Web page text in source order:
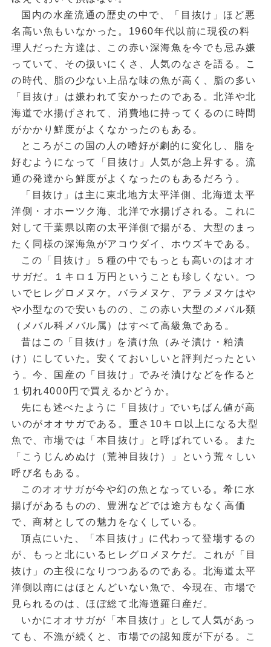
国内の水産流通の歴史の中で、「目抜け」ほど悪
名高い魚もいなかった。1960年代以前に現役の料
理人だった方達は、この赤い深海魚を今でも忌み嫌
っていて、その扱いにくさ、人気のなさを語る。こ
の時代、脂の少ない上品な味の魚が高く、脂の多い
「目抜け」は嫌われて安かったのである。北洋や北
海道で水揚げされて、消費地に持ってくるのに時間
がかかり鮮度がよくなかったのもある。
ところがこの国の人の嗜好が劇的に変化し、脂を
好むようになって「目抜け」人気が急上昇する。流
通の発達から鮮度がよくなったのもあるだろう。
「目抜け」は主に東北地方太平洋側、北海道太平
洋側・オホーツク海、北洋で水揚げされる。これに
対して千葉県以南の太平洋側で揚がる、大型のまっ
たく同様の深海魚がアコウダイ、ホウズキである。
この「目抜け」５種の中でもっとも高いのはオオ
サガだ。１キロ１万円ということも珍しくない。つ
いでヒレグロメヌケ。バラメヌケ、アラメヌケはや
や小型なので安いものの、この赤い大型のメバル類
（メバル科メバル属）はすべて高級魚である。
昔はこの「目抜け」を漬け魚（みそ漬け・粕漬
け）にしていた。安くておいしいと評判だったとい
う。今、国産の「目抜け」でみそ漬けなどを作ると
１切れ4000円で買えるかどうか。
先にも述べたように「目抜け」でいちばん値が高
いのがオオサガである。重さ10キロ以上になる大型
魚で、市場では「本目抜け」と呼ばれている。また
「こうじんめぬけ（荒神目抜け）」という荒々しい
呼び名もある。
このオオサガが今や幻の魚となっている。希に水
揚げがあるものの、豊洲などでは途方もなく高価
で、商材としての魅力をなくしている。
頂点にいた、「本目抜け」に代わって登場するの
が、もっと北にいるヒレグロメヌケだ。これが「目
抜け」の主役になりつつあるのである。北海道太平
洋側以南にはほとんどいない魚で、今現在、市場で
見られるのは、ほぼ総て北海道羅臼産だ。
いかにオオサガが「本目抜け」として人気があっ
ても、不漁が続くと、市場での認知度が下がる。こ